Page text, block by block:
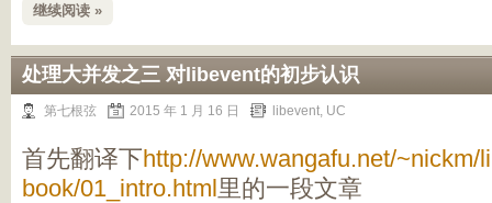
继续阅读 »
处理大并发之三 对libevent的初步认识
第七根弦 2015 年 1 月 16 日 libevent UC
首先翻译下http://www.wangafu.net/~nickm/
book/01_intro.html里的一段文章